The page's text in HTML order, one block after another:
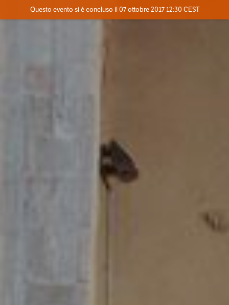
Dove
Questo evento si è concluso il 07 ottobre 2017 12:30 CEST